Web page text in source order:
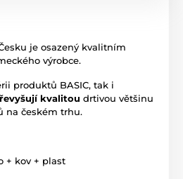
je osazený kvalitním
výrobce.
produktů BASIC, tak i
kvalitou drtivou většinu
na českém trhu.
+ kov + plast